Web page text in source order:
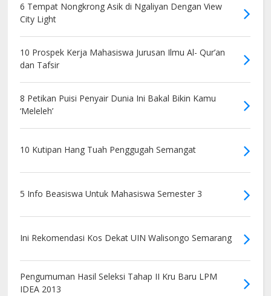
6 Tempat Nongkrong Asik di Ngaliyan Dengan View
City Light
10 Prospek Kerja Mahasiswa Jurusan Ilmu Al- Qur’an
dan Tafsir
8 Petikan Puisi Penyair Dunia Ini Bakal Bikin Kamu
‘Meleleh’
10 Kutipan Hang Tuah Penggugah Semangat
5 Info Beasiswa Untuk Mahasiswa Semester 3
Ini Rekomendasi Kos Dekat UIN Walisongo Semarang
Pengumuman Hasil Seleksi Tahap II Kru Baru LPM
IDEA 2013